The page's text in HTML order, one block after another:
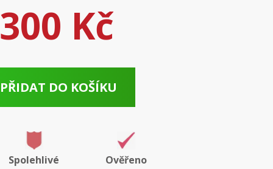
Kč
PŘIDAT DO KOŠÍKU
Spolehlivé
Ověřeno